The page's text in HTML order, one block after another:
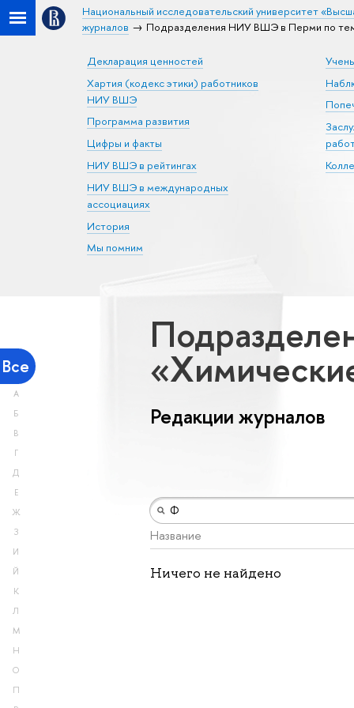
Национальный исследовательский университет
журналов
Подразделения НИУ ВШЭ в Перми по
Декларация ценностей
Хартия (кодекс этики) работников
НИУ ВШЭ
Программа развития
Цифры и факты
НИУ ВШЭ в рейтингах
НИУ ВШЭ в международных
ассоциациях
История
Мы помним
Все
А
Б
В
Г
Д
Е
Ж
З
И
Й
К
Л
М
Н
О
П
Редакции журналов
Название
Ничего не найдено